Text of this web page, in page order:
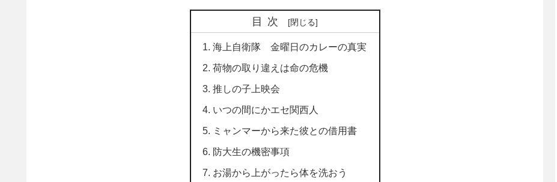
目次
海上自衛隊 金曜日のカレーの真実
荷物の取り違えは命の危機
推しの子上映会
いつの間にかエセ関西人
ミャンマーから来た彼との借用書
防大生の機密事項
お湯から上がったら体を洗おう